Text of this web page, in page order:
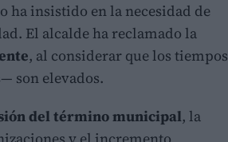
ha insistido en la necesidad de
El alcalde ha reclamado la
, al considerar que los tiempos
son elevados.
del término municipal, la